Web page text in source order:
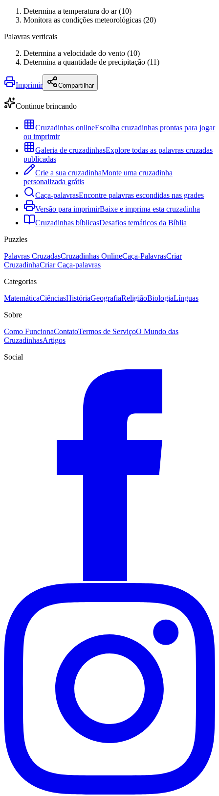
Determina a temperatura do ar (10)
Monitora as condições meteorológicas (20)
Palavras verticais
Determina a velocidade do vento (10)
Determina a quantidade de precipitação (11)
Imprimir Compartilhar
Continue brincando
Cruzadinhas onlineEscolha cruzadinhas prontas para jogar
ou imprimir
Galeria de cruzadinhasExplore todas as palavras cruzadas
publicadas
Crie a sua cruzadinhaMonte uma cruzadinha
personalizada grátis
Caça-palavrasEncontre palavras escondidas nas grades
Versão para imprimirBaixe e imprima esta cruzadinha
Cruzadinhas bíblicasDesafios temáticos da Bíblia
Puzzles
Palavras CruzadasCruzadinhas OnlineCaça-PalavrasCriar
CruzadinhaCriar Caça-palavras
Categorias
MatemáticaCiênciasHistóriaGeografiaReligiãoBiologiaLínguas
Sobre
Como FuncionaContatoTermos de ServiçoO Mundo das
CruzadinhasArtigos
Social